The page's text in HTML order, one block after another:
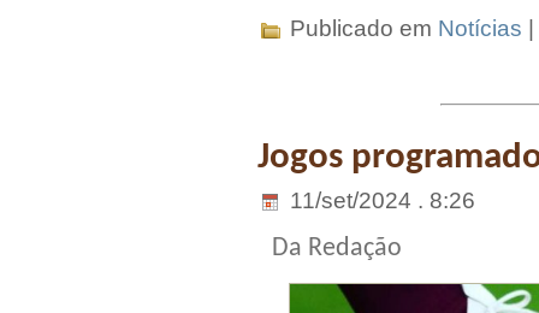
Publicado em Notícias |
Jogos
11/set/2024 . 8:26
Da Redação